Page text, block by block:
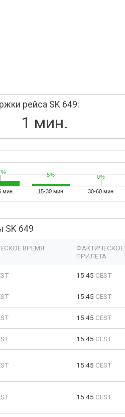
рейса SK 649:
1 мин.
мин. 15-30 мин. 30-60 мин.
5%
5% 0%
0%
SK 649
ВРЕМЯ
ПРИЛЕТА
15:45 CEST
15:45 CEST
15:45 CEST
15:45 CEST
15:45 CEST
15:45 CEST